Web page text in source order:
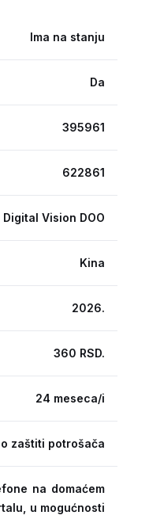
Ima na stanju
Da
395961
622861
Digital Vision DOO
Kina
2026.
360 RSD.
24 meseca/i
zaštiti potrošača
na domaćem
u mogućnosti